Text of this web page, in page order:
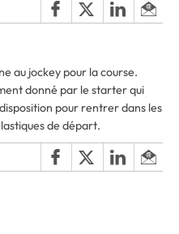
au jockey pour la course.
donné par le starter qui
pour rentrer dans les
de départ.